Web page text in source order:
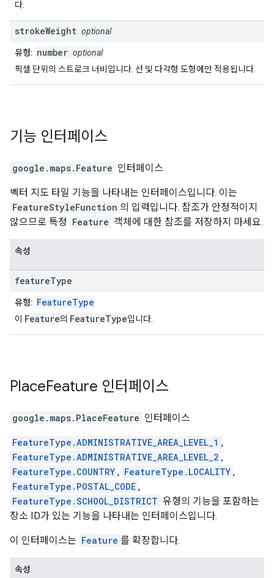
다.
strokeWeight optional
유형: number optional
픽셀 단위의 스트로크 너비입니다. 선 및 다각형 도형에만 적용됩니다.
기능 인터페이스
google.maps. Feature 인터페이스
벡터 지도 타일 기능을 나타내는 인터페이스입니다. 이는
FeatureStyleFunction 의 입력입니다. 참조가 안정적이지
않으므로 특정 Feature 객체에 대한 참조를 저장하지 마세요.
속성
featureType
유형: FeatureType
이 Feature의 FeatureType입니다.
PlaceFeature 인터페이스
google.maps. PlaceFeature 인터페이스
FeatureType.ADMINISTRATIVE_AREA_LEVEL_1 ,
FeatureType.ADMINISTRATIVE_AREA_LEVEL_2 ,
FeatureType.COUNTRY , FeatureType.LOCALITY ,
FeatureType.POSTAL_CODE ,
FeatureType.SCHOOL_DISTRICT 유형의 기능을 포함하는
장소 ID가 있는 기능을 나타내는 인터페이스입니다.
이 인터페이스는 Feature 를 확장합니다.
속성